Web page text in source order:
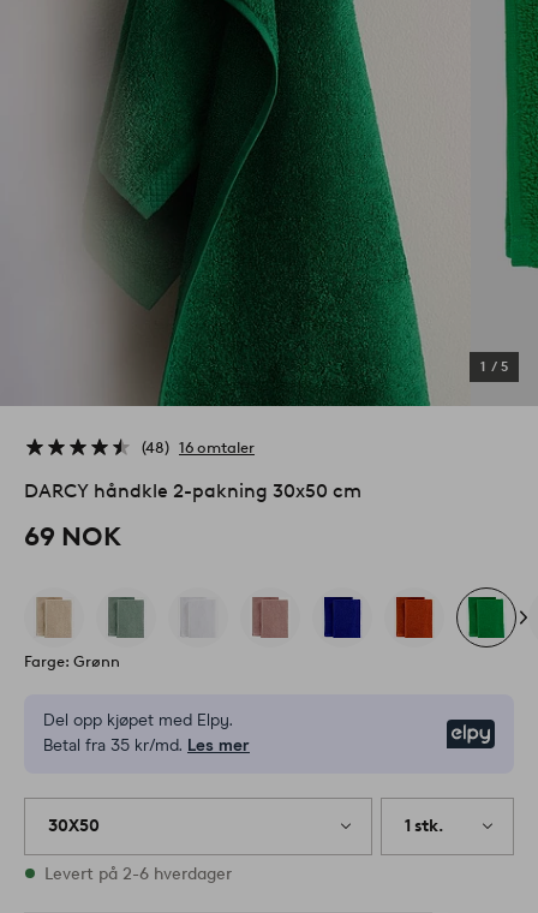
1 / 5
48 16 omtaler
DARCY håndkle 2-pakning 30x50 cm
69 NOK
Farge: Grønn
Del opp kjøpet med Elpy.
Betal fra 35 kr/md. Les mer
30X50 1 stk.
På lager
Levert på 2-6 hverdager